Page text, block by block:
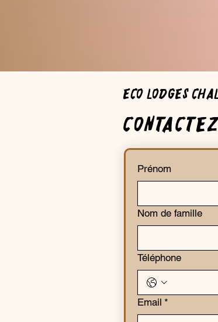
Eco Lodges
Prénom
Nom de famille
Téléphone
Email *